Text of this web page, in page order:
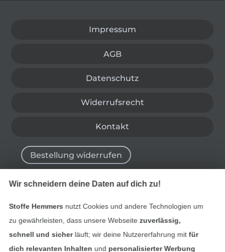
Impressum
AGB
Datenschutz
Widerrufsrecht
Kontakt
Bestellung widerrufen
Wir schneidern deine Daten auf dich zu!
Stoffe Hemmers nutzt Cookies und andere Technologien um
zu gewährleisten, dass unsere Webseite zuverlässig,
schnell und sicherläuft; wir deine Nutzererfahrung mitfür
dich relevanten Inhalten und personalisierter Werbung